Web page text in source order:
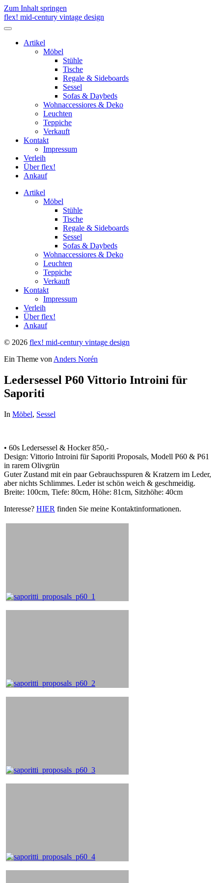
Zum Inhalt springen
flex! mid-century vintage design
Menü
umschalten
Artikel
Möbel
Stühle
Tische
Regale & Sideboards
Sessel
Sofas & Daybeds
Wohnaccessiores & Deko
Leuchten
Teppiche
Verkauft
Kontakt
Impressum
Verleih
Über flex!
Ankauf
Artikel
Möbel
Stühle
Tische
Regale & Sideboards
Sessel
Sofas & Daybeds
Wohnaccessiores & Deko
Leuchten
Teppiche
Verkauft
Kontakt
Impressum
Verleih
Über flex!
Ankauf
© 2026 flex! mid-century vintage design
Ein Theme von Anders Norén
Ledersessel P60 Vittorio Introini für
Saporiti
In Möbel, Sessel
• 60s Ledersessel & Hocker 850,-
Design: Vittorio Introini für Saporiti Proposals, Modell P60 & P61
in rarem Olivgrün
Guter Zustand mit ein paar Gebrauchsspuren & Kratzern im Leder,
aber nichts Schlimmes. Leder ist schön weich & geschmeidig.
Breite: 100cm, Tiefe: 80cm, Höhe: 81cm, Sitzhöhe: 40cm
Interesse? HIER finden Sie meine Kontaktinformationen.